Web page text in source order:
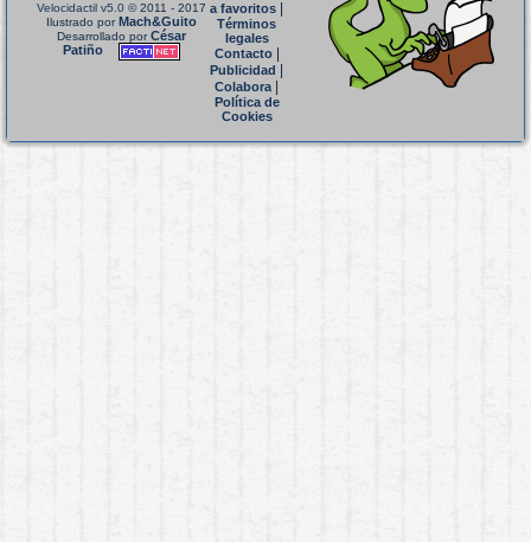
Velocidactil v5.0 © 2011 - 2017
Ilustrado porMach&Guito
Desarrollado porCésar
Patiño
a favoritos
Términos
legales
Contacto|
Publicidad
Colabora|
Política de
Cookies